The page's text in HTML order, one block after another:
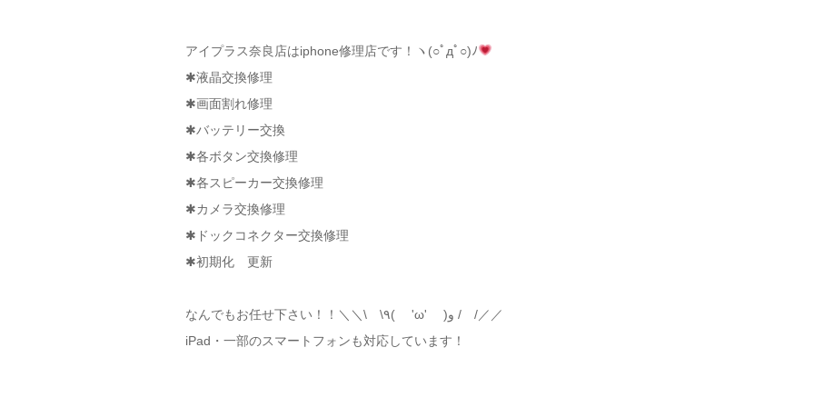
アイプラス奈良店はiphone修理店です！ヽ(○ﾟдﾟ○)ﾉ
✱液晶交換修理
✱画面割れ修理
✱バッテリー交換
✱各ボタン交換修理
✱各スピーカー交換修理
✱カメラ交換修理
✱ドックコネクター交換修理
✱初期化 更新
なんでもお任せ下さい！！＼＼\ \٩( 'ω' )و / /／／
iPad・一部のスマートフォンも対応しています！